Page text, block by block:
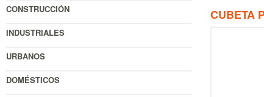
CONSTRUCCIÓN
INDUSTRIALES
URBANOS
DOMÉSTICOS
CUBETA